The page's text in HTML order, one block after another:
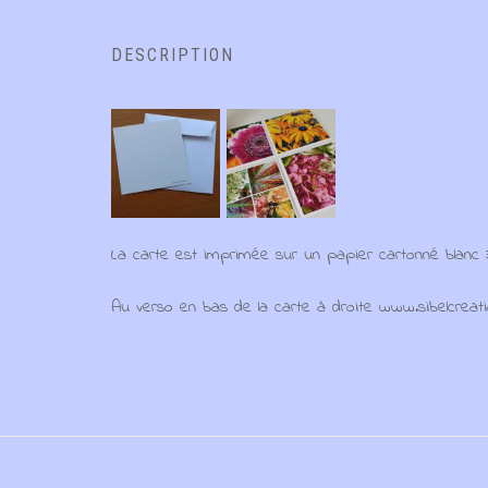
DESCRIPTION
La carte est imprimée sur un papier cartonné blanc
Au verso en bas de la carte à droite